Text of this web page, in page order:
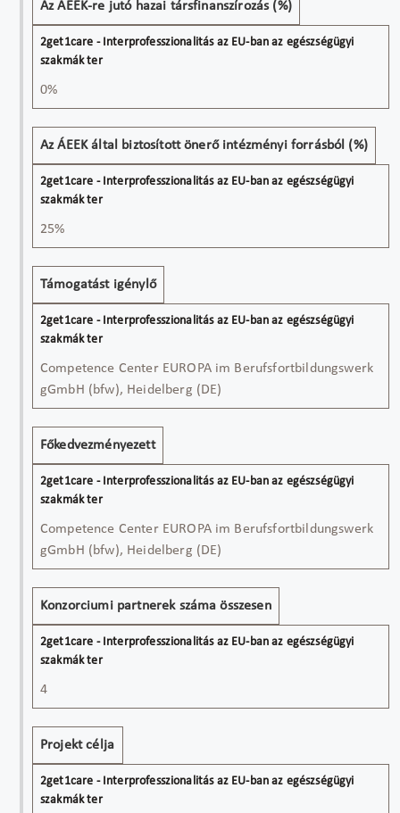
Az ÁEEK-re jutó hazai társfinanszírozás (%)
0%
Az ÁEEK által biztosított önerő intézményi forrásból (%)
25%
Támogatást igénylő
Competence Center EUROPA im Berufsfortbildungswerk
gGmbH (bfw), Heidelberg (DE)
Főkedvezményezett
Competence Center EUROPA im Berufsfortbildungswerk
gGmbH (bfw), Heidelberg (DE)
Konzorciumi partnerek száma összesen
4
Projekt célja